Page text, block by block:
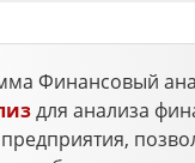
Финансовый
для анализа
предприятия,